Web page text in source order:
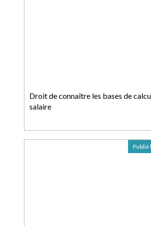
Droit de connaître les bases de
salaire
Publié